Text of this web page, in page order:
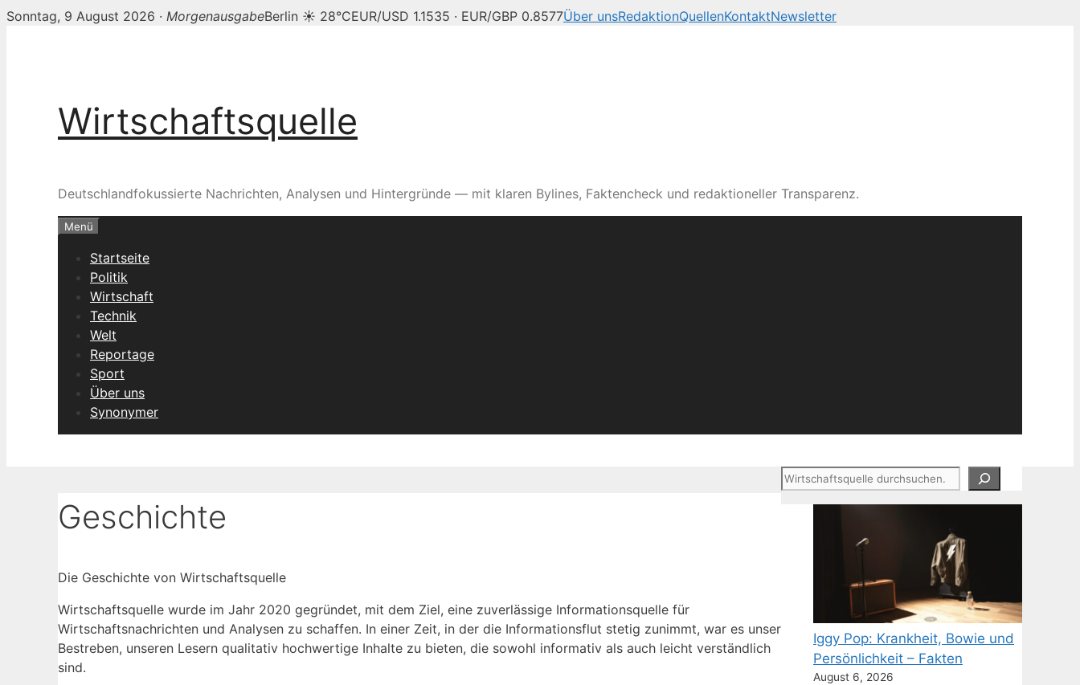
Sonntag, 9 August 2026 · MorgenausgabeBerlin ☀ 28°CEUR/USD 1.1535 · EUR/GBP 0.8577Über unsRedaktionQuellenKontaktNewsletter
Wirtschaftsquelle
Deutschlandfokussierte Nachrichten, Analysen und Hintergründe — mit klaren Bylines, Faktencheck und redaktioneller Transparenz.
Menü
Startseite
Politik
Wirtschaft
Technik
Welt
Reportage
Sport
Über uns
Synonymer
Geschichte
Die Geschichte von Wirtschaftsquelle
Wirtschaftsquelle wurde im Jahr 2020 gegründet, mit dem Ziel, eine zuverlässige Informationsquelle für
Wirtschaftsnachrichten und Analysen zu schaffen. In einer Zeit, in der die Informationsflut stetig zunimmt, war es unser
Bestreben, unseren Lesern qualitativ hochwertige Inhalte zu bieten, die sowohl informativ als auch leicht verständlich
sind.
Suchen
Iggy Pop: Krankheit, Bowie und
Persönlichkeit – Fakten
August 6, 2026